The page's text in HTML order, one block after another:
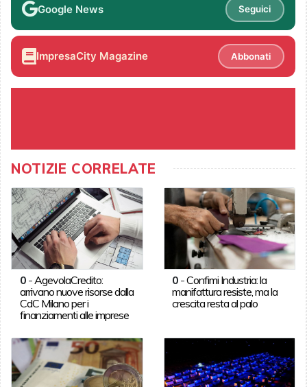
Google News Seguici
ImpresaCity Magazine Abbonati
NOTIZIE CORRELATE
0- AgevolaCredito:
arrivano nuove risorse dalla
CdC Milano per i
finanziamenti alle imprese
0 -Confimi Industria: la
manifattura resiste, ma la
crescita resta al palo